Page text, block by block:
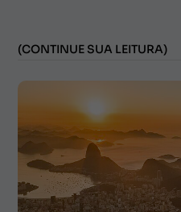
(CONTINUE SUA LEITURA)